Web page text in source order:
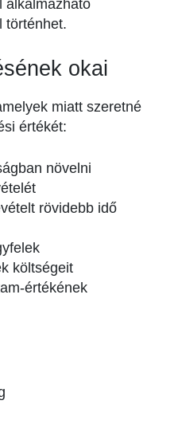
alkalmazható
történhet.
okai
miatt szeretné
értékét:
növelni
rövidebb idő
költségeit
értékének